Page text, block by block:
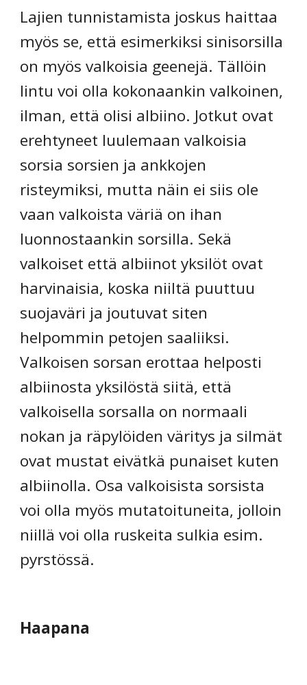
Lajien tunnistamista joskus haittaa
myös se, että esimerkiksi sinisorsilla
on myös valkoisia geenejä. Tällöin
lintu voi olla kokonaankin valkoinen,
ilman, että olisi albiino. Jotkut ovat
erehtyneet luulemaan valkoisia
sorsia sorsien ja ankkojen
risteymiksi, mutta näin ei siis ole
vaan valkoista väriä on ihan
luonnostaankin sorsilla. Sekä
valkoiset että albiinot yksilöt ovat
harvinaisia, koska niiltä puuttuu
suojaväri ja joutuvat siten
helpommin petojen saaliiksi.
Valkoisen sorsan erottaa helposti
albiinosta yksilöstä siitä, että
valkoisella sorsalla on normaali
nokan ja räpylöiden väritys ja silmät
ovat mustat eivätkä punaiset kuten
albiinolla. Osa valkoisista sorsista
voi olla myös mutatoituneita, jolloin
niillä voi olla ruskeita sulkia esim.
pyrstössä.
Haapana